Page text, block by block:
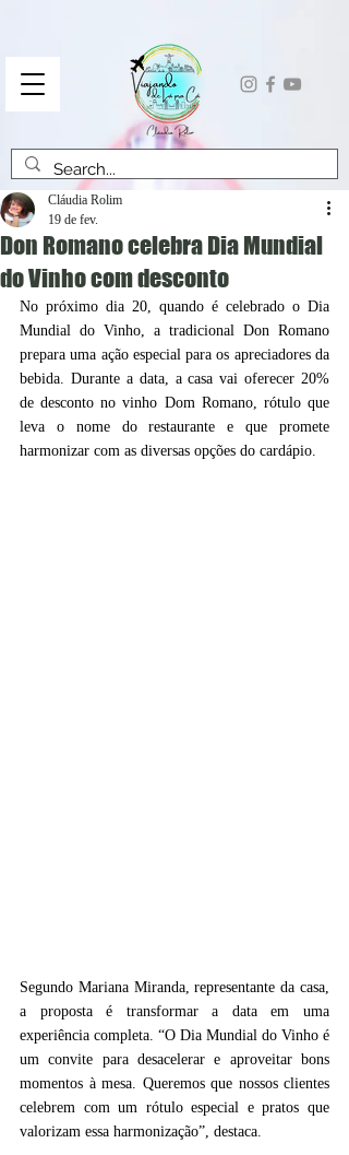
Don Romano celebra Dia Mundial
do Vinho com desconto
Cláudia Rolim
19 de fev.
No próximo dia 20, quando é celebrado o Dia
Mundial do Vinho, a tradicional Don Romano
prepara uma ação especial para os apreciadores da
bebida. Durante a data, a casa vai oferecer 20%
de desconto no vinho Dom Romano, rótulo que
leva o nome do restaurante e que promete
harmonizar com as diversas opções do cardápio.
Segundo Mariana Miranda, representante da casa,
a proposta é transformar a data em uma
experiência completa. “O Dia Mundial do Vinho é
um convite para desacelerar e aproveitar bons
momentos à mesa. Queremos que nossos clientes
celebrem com um rótulo especial e pratos que
valorizam essa harmonização”, destaca.